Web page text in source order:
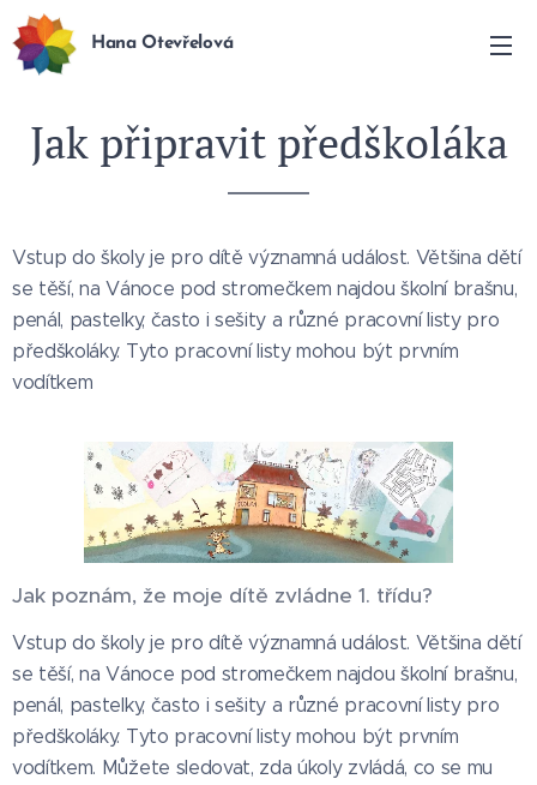
Hana Otevřelová
Jak připravit předškoláka
Vstup do školy je pro dítě významná událost. Většina dětí
se těší, na Vánoce pod stromečkem najdou školní brašnu,
penál, pastelky, často i sešity a různé pracovní listy pro
předškoláky. Tyto pracovní listy mohou být prvním
vodítkem
Jak poznám, že moje dítě zvládne 1. třídu?
Vstup do školy je pro dítě významná událost. Většina dětí
se těší, na Vánoce pod stromečkem najdou školní brašnu,
penál, pastelky, často i sešity a různé pracovní listy pro
předškoláky. Tyto pracovní listy mohou být prvním
vodítkem. Můžete sledovat, zda úkoly zvládá, co se mu